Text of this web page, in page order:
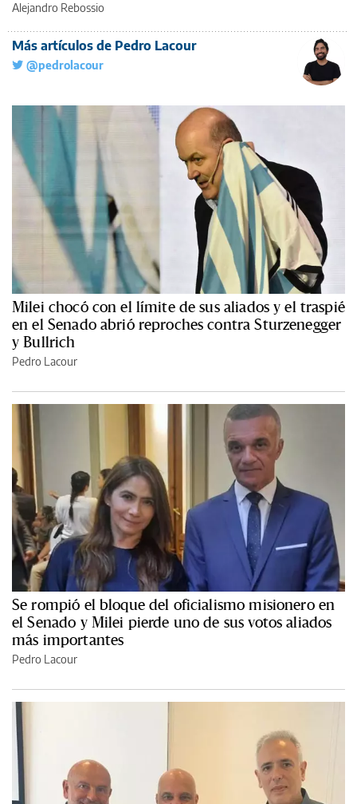
Alejandro Rebossio
Más artículos de Pedro Lacour
@pedrolacour
Milei chocó con el límite de sus aliados y el traspié
en el Senado abrió reproches contra Sturzenegger
y Bullrich
Pedro Lacour
Se rompió el bloque del oficialismo misionero en
el Senado y Milei pierde uno de sus votos aliados
más importantes
Pedro Lacour